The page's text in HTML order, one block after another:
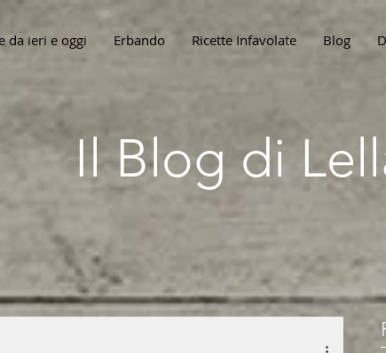
da ieri e oggi Erbando Ricette Infavolate Blog
Il Blog di